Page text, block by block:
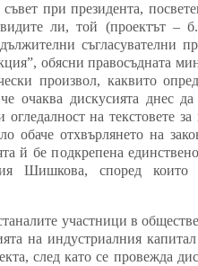
при президента,
ли, той (проектът –
съгласувателни
обясни правосъдната
произвол, каквито
очаква дискусията днес
огледалност на текстовете
обаче отхвърлянето на
й бе подкрепена
Шишкова, според
участници в
на индустриалния
след като се провежда